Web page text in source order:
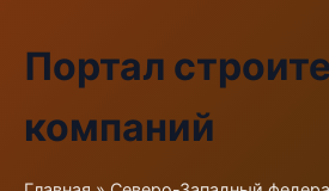
Портал
компаний